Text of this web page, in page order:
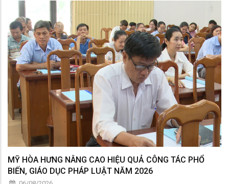
MỸ HÒA HƯNG NÂNG CAO HIỆU QUẢ CÔNG TÁC PHỔ
BIẾN, GIÁO DỤC PHÁP LUẬT NĂM 2026